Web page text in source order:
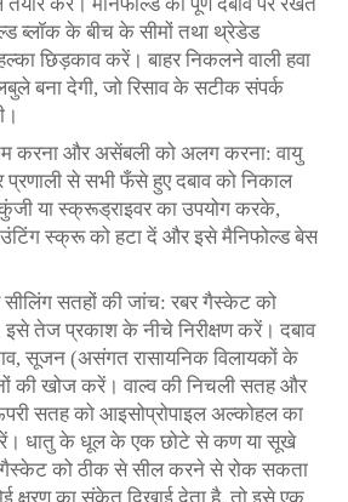
ब्लॉक के बीच के सीमों तथा थ्रेडेड
छिड़काव करें। बाहर निकलने वाली हवा
बना देगी, जो रिसाव के सटीक संपर्क
करना और असेंबली को अलग करना: वायु
से सभी फँसे हुए दबाव को निकाल
या स्क्रूड्राइवर का उपयोग करके,
स्क्रू को हटा दें और इसे मैनिफोल्ड बेस
सतहों की जांच: रबर गैस्केट को
इसे तेज प्रकाश के नीचे निरीक्षण करें। दबाव
सूजन (असंगत रासायनिक विलायकों के
की खोज करें। वाल्व की निचली सतह और
सतह को आइसोप्रोपाइल अल्कोहल का
धातु के धूल के एक छोटे से कण या सूखे
को ठीक से सील करने से रोक सकता